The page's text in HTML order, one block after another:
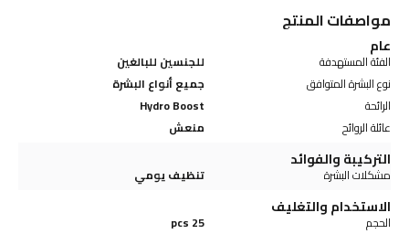
مواصفات المنتج
عام
الفئة المستهدفة
للجنسين للبالغين
نوع البشرة المتوافق
جميع أنواع البشرة
الرائحة
Hydro Boost
عائلة الروائح
منعش
التركيبة والفوائد
مشكلات البشرة تنظيف يومي
الاستخدام والتغليف
الحجم 25 pcs